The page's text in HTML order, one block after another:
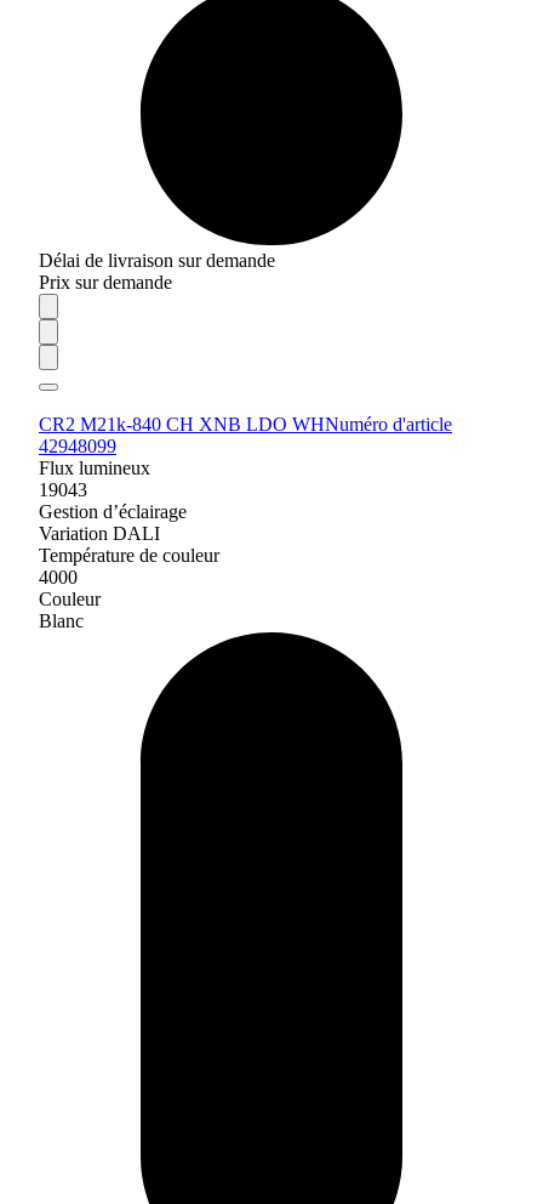
Délai de livraison sur demande
Prix sur demande
CR2 M21k-840 CH XNB LDO WHNuméro d'article
42948099
Flux lumineux
19043
Gestion d’éclairage
Variation DALI
Température de couleur
4000
Couleur
Blanc